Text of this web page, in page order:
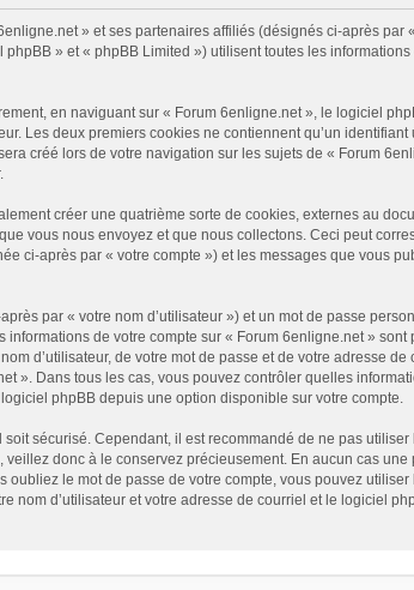
» et ses partenaires affiliés (désignés ci-après par
» et « phpBB Limited ») utilisent toutes les
en naviguant sur « Forum 6enligne.net », le logiciel
Les deux premiers cookies ne contiennent qu’un
créé lors de votre navigation sur les sujets de « Forum
créer une quatrième sorte de cookies, externes au
vous nous envoyez et que nous collectons. Ceci peut
ci-après par « votre compte ») et les messages que vous
par « votre nom d’utilisateur ») et un mot de passe
de votre compte sur « Forum 6enligne.net »
d’utilisateur, de votre mot de passe et de votre adresse
». Dans tous les cas, vous pouvez contrôler quelles
phpBB depuis une option disponible sur votre compte.
sécurisé. Cependant, il est recommandé de ne pas
donc à le conservez précieusement. En aucun cas
le mot de passe de votre compte, vous pouvez
nom d’utilisateur et votre adresse de courriel et le logiciel